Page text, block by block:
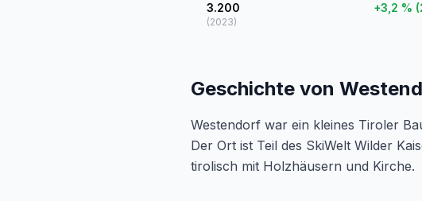
3.200
(2023)
+3,2 %
Geschichte von
Westendorf war ein kleines Tiroler
Der Ort ist Teil des SkiWelt Wilder
tirolisch mit Holzhäusern und Kirche.